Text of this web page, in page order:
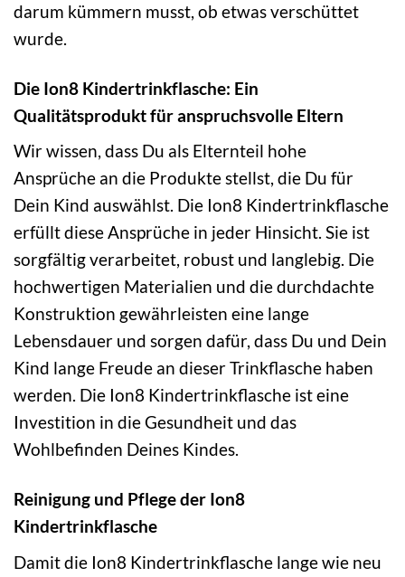
darum kümmern musst, ob etwas verschüttet
wurde.
Die Ion8 Kindertrinkflasche: Ein
Qualitätsprodukt für anspruchsvolle Eltern
Wir wissen, dass Du als Elternteil hohe
Ansprüche an die Produkte stellst, die Du für
Dein Kind auswählst. Die Ion8 Kindertrinkflasche
erfüllt diese Ansprüche in jeder Hinsicht. Sie ist
sorgfältig verarbeitet, robust und langlebig. Die
hochwertigen Materialien und die durchdachte
Konstruktion gewährleisten eine lange
Lebensdauer und sorgen dafür, dass Du und Dein
Kind lange Freude an dieser Trinkflasche haben
werden. Die Ion8 Kindertrinkflasche ist eine
Investition in die Gesundheit und das
Wohlbefinden Deines Kindes.
Reinigung und Pflege der Ion8
Kindertrinkflasche
Damit die Ion8 Kindertrinkflasche lange wie neu